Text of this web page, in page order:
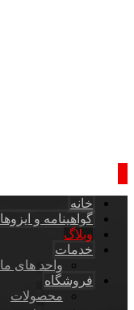
خانه
گواهینامه و ایزوها
وبلاگ
خدمات
واحد های ما
فروشگاه
محصولات